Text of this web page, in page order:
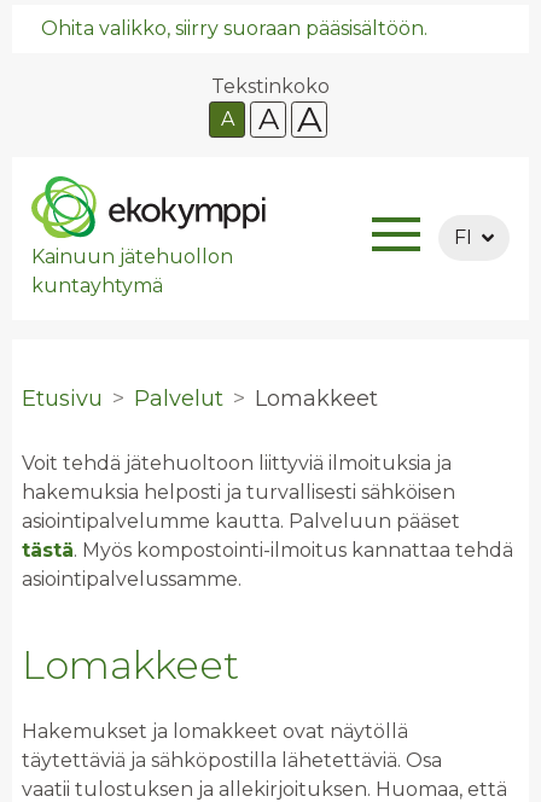
Ohita valikko, siirry suoraan pääsisältöön.
Tekstinkoko
A
A A
Kainuun jätehuollon
kuntayhtymä
FI
Etusivu Palvelut Lo­mak­keet
Voit tehdä jätehuoltoon liittyviä ilmoituksia ja
hakemuksia helposti ja turvallisesti sähköisen
asiointipalvelumme kautta. Palveluun pääset
tästä. Myös kompostointi-ilmoitus kannattaa tehdä
asiointipalvelussamme.
Lomakkeet
Hakemukset ja lomakkeet ovat näytöllä
täytettäviä ja sähköpostilla lähetettäviä. Osa
vaatii tulostuksen ja allekirjoituksen. Huomaa, että